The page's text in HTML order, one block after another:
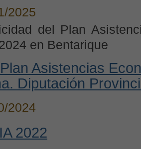
2025
del Plan
en Bentarique
Asistencias
Diputación
2024
2022